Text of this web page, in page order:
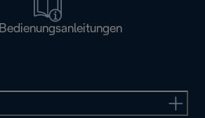
Bedienungsanleitungen